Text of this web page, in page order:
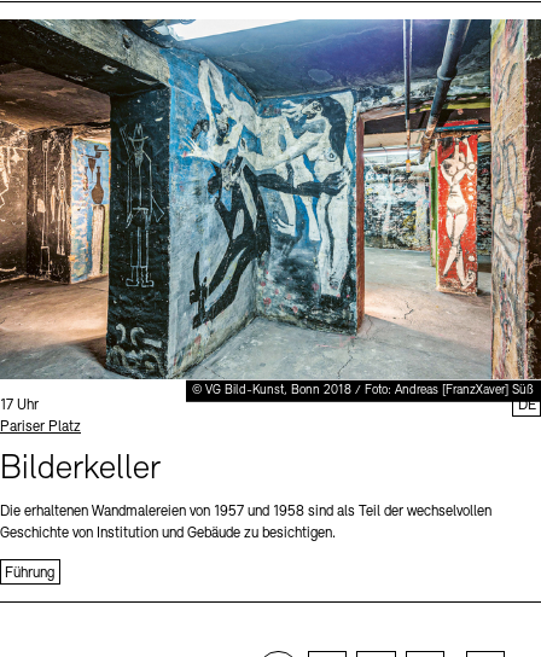
© VG Bild-Kunst, Bonn 2018 / Foto: Andreas [FranzXaver] Süß
Uhrzeit:
17 Uhr
Standort
Pariser Platz
Bilderkeller
Die erhaltenen Wandmalereien von 1957 und 1958 sind als Teil der wechselvollen
Geschichte von Institution und Gebäude zu besichtigen.
Führung
DE